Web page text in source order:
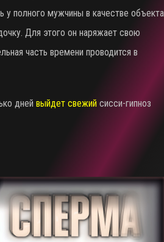
у полного мужчины в качестве объекта
Для этого он наряжает свою
часть времени проводится в
дней выйдет свежийсисси-гипноз